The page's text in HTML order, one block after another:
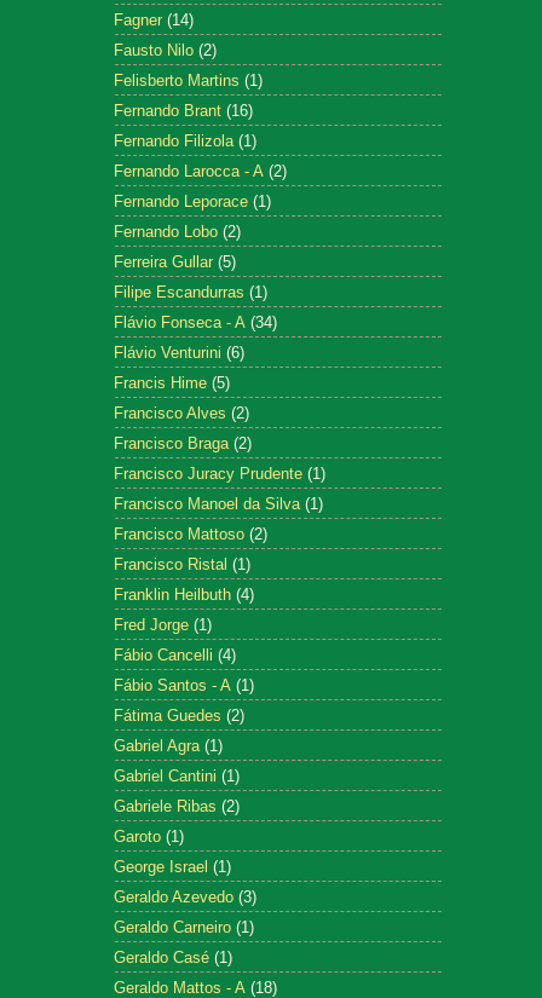
Fagner (14)
Fausto Nilo (2)
Felisberto Martins (1)
Fernando Brant (16)
Fernando Filizola (1)
Fernando Larocca - A (2)
Fernando Leporace (1)
Fernando Lobo (2)
Ferreira Gullar (5)
Filipe Escandurras (1)
Flávio Fonseca - A (34)
Flávio Venturini (6)
Francis Hime (5)
Francisco Alves (2)
Francisco Braga (2)
Francisco Juracy Prudente (1)
Francisco Manoel da Silva (1)
Francisco Mattoso (2)
Francisco Ristal (1)
Franklin Heilbuth (4)
Fred Jorge (1)
Fábio Cancelli (4)
Fábio Santos - A (1)
Fátima Guedes (2)
Gabriel Agra (1)
Gabriel Cantini (1)
Gabriele Ribas (2)
Garoto (1)
George Israel (1)
Geraldo Azevedo (3)
Geraldo Carneiro (1)
Geraldo Casé (1)
Geraldo Mattos - A (18)